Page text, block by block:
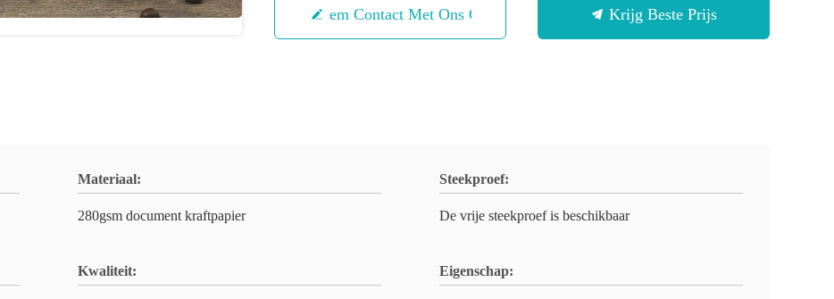
Neem Contact Met Ons Op Krijg Beste Prijs
Materiaal:
280gsm document kraftpapier
Steekproef:
De vrije steekproef is beschikbaar
Kwaliteit: Eigenschap: